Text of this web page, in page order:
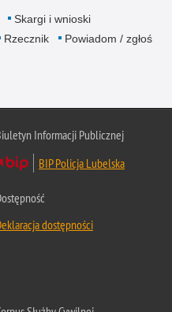
Skargi i wnioski
Rzecznik
Powiadom / zgłoś
Informacji Publicznej
BIP Policja Lubelska
dostępności